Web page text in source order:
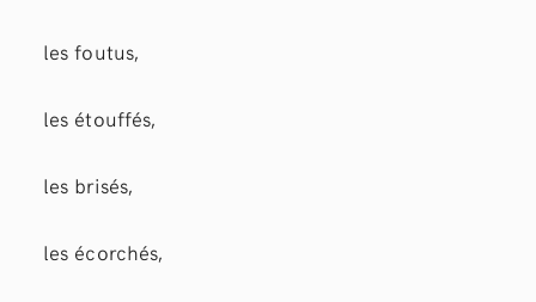
les foutus,
les étouffés,
les brisés,
les écorchés,